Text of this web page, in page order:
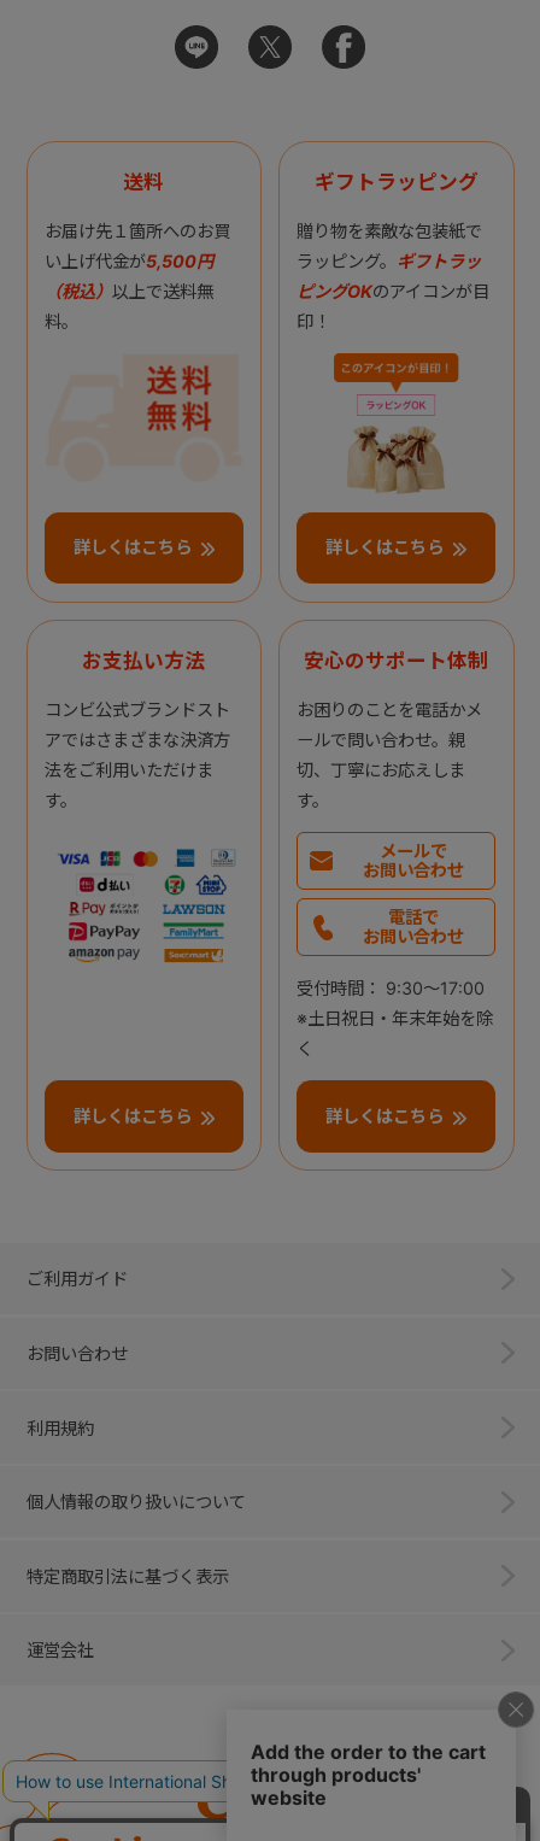
送料
お届け先１箇所へのお買
い上げ代金が5,500円
（税込） 以上で送料無
料。
詳しくはこちら
ギフトラッピング
贈り物を素敵な包装紙で
ラッピング。 ギフトラッ
ピングOKのアイコンが目
印！
詳しくはこちら
お支払い方法
コンビ公式ブランドスト
アではさまざまな決済方
法をご利用いただけま
す。
詳しくはこちら
安心のサポート体制
お困りのことを電話かメ
ールで問い合わせ。親
切、丁寧にお応えしま
す。
メールで
お問い合わせ
電話で
お問い合わせ
受付時間： 9:30～17:00
※土日祝日・年末年始を除
く
詳しくはこちら
ご利用ガイド
お問い合わせ
利用規約
個人情報の取り扱いについて
特定商取引法に基づく表示
運営会社